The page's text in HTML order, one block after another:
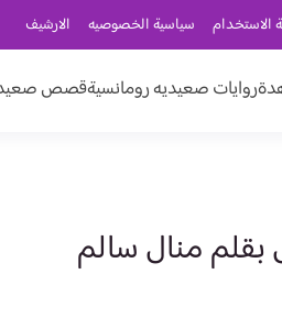
الاستخدام سياسية الخصوصيه الارشيف
روايات صعيديه رومانسيةقصص
بقلم منال سالم